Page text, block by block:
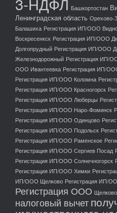
Башкортостан
Ленинградская область Орехово-
Балашиха Регистрация ИП/ООО
Воскресенкск Регистрация ИП/ООО
Долгопрудный Регистрация ИП/ООО
Железнодорожный Регистрация ИП/
ООО Ивантеевка Регистрация ИП/
Регистрация ИП/ООО Коломна
Регистрация ИП/ООО Красногорск
Регистрация ИП/ООО Люберцы
Регистрация ИП/ООО Наро-Фоминск
Регистрация ИП/ООО Одинцово
Регистрация ИП/ООО Подольск
Регистрация ИП/ООО Раменское
Регистрация ИП/ООО Сергиев Посад
Регистрация ИП/ООО Солнечногорск
Регистрация ИП/ООО Химки
ИП/ООО Щелково Регистрация ИП/
Регистрация ООО Щелково
налоговый вычет